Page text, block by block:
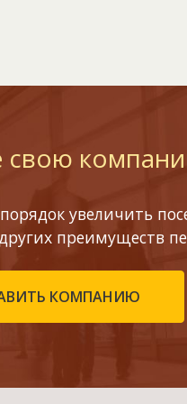
свою
увеличить
преимуществ
КОМПАНИЮ